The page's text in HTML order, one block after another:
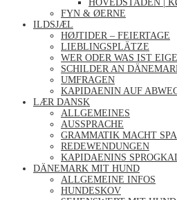
HOVEDSTADEN |
FYN & ØERNE
ILDSJÆL
HØJTIDER – FEIERTAGE
LIEBLINGSPLÄTZE
WER ODER WAS IST
SCHILDER AN
UMFRAGEN
KAPIDAENIN AUF
LÆR DANSK
ALLGEMEINES
AUSSPRACHE
GRAMMATIK MACHT
REDEWENDUNGEN
KAPIDAENINS
DÄNEMARK MIT HUND
ALLGEMEINE INFOS
HUNDESKOV